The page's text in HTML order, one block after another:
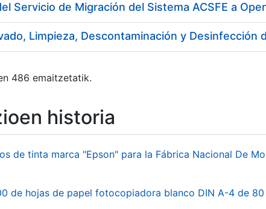
Servicio de Migración del Sistema ACSFE a
486 emaitzetatik.
historia
de tinta marca "Epson" para la Fábrica Nacional De
de hojas de papel fotocopiadora blanco DIN A-4 de 80